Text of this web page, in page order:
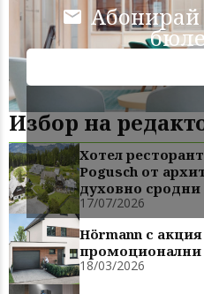
Абонирай
Избор на
Хотел
Pogusch от
духовно сродни
17/07/2026
Hörmann с
промоционални
18/03/2026